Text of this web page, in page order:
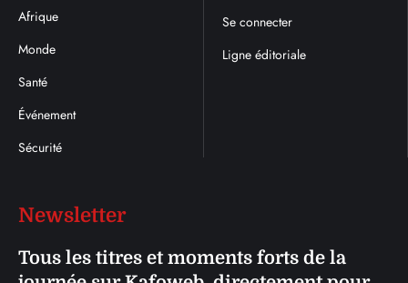
Afrique
Monde
Santé
Événement
Sécurité
Se connecter
Ligne éditoriale
Newsletter
Tous les titres et moments forts de la